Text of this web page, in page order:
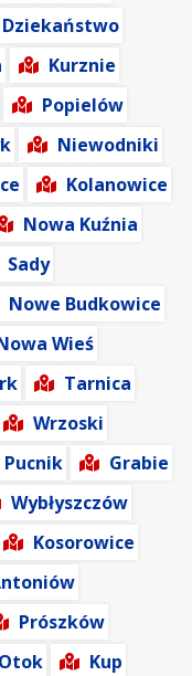
Dziekaństwo
Kurznie
Popielów
Niewodniki
Kolanowice
Nowa Kuźnia
Sady
Nowe Budkowice
Wieś
Tarnica
Wrzoski
Pucnik
Grabie
Wybłyszczów
Kosorowice
Prószków
Otok
Kup